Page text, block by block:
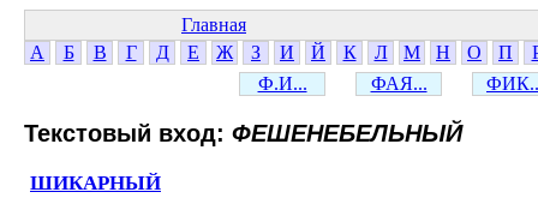
Главная
А
Б В Г Д Е Ж З И Й К Л М Н О П
Ф.И...
ФАЯ...
Текстовый вход: ФЕШЕНЕБЕЛЬНЫЙ
ШИКАРНЫЙ